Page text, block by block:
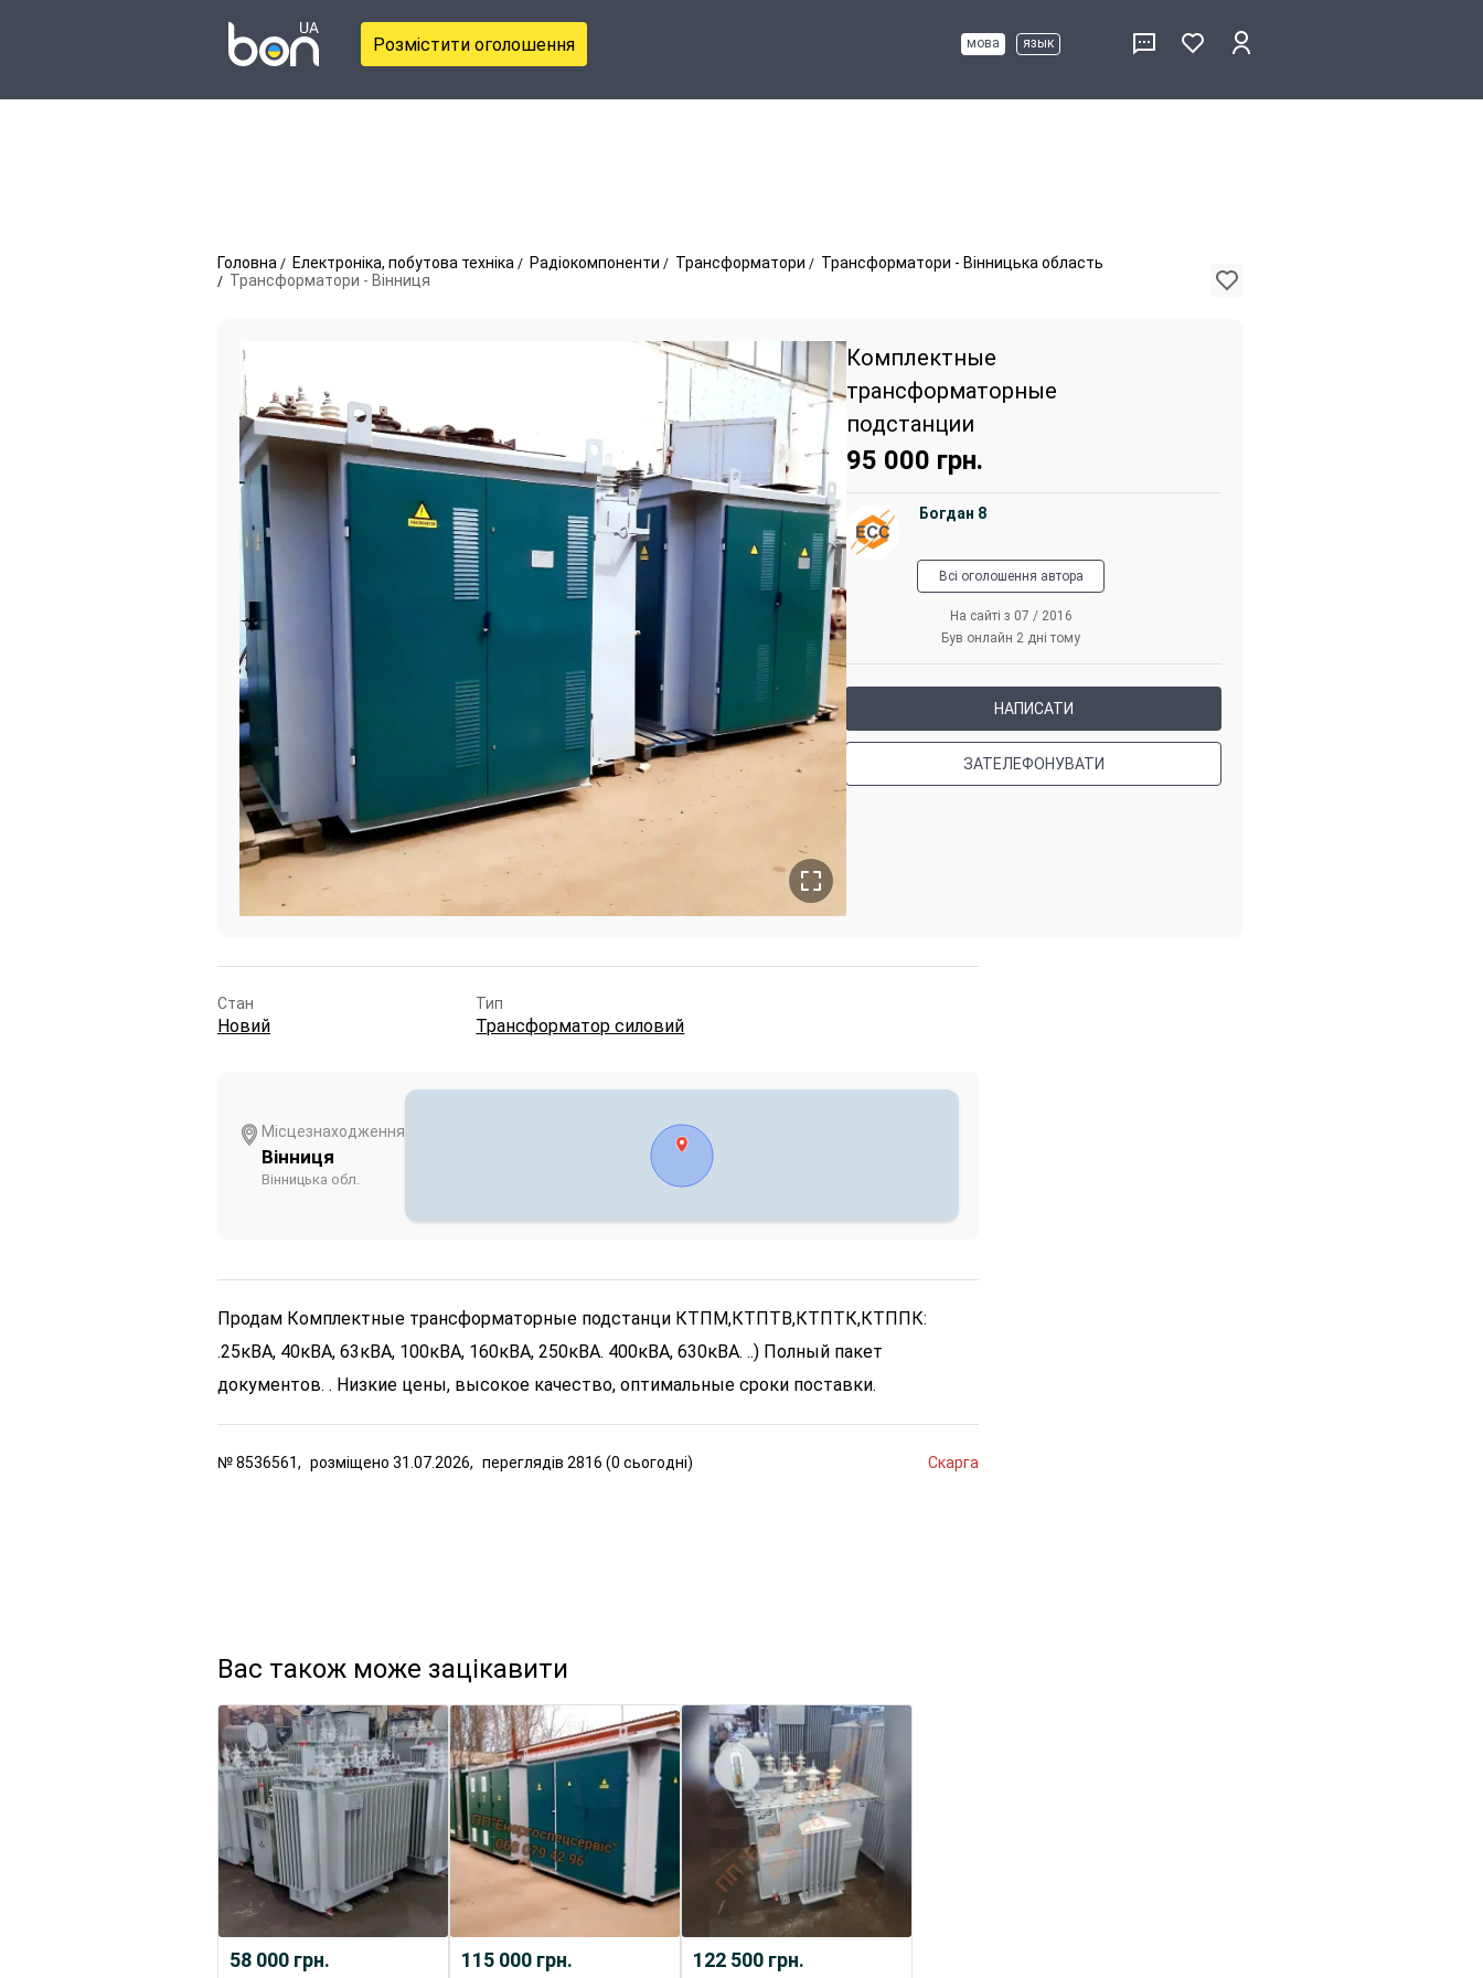
Розмістити оголошення мова язык
Головна Електроніка, побутова техніка Радіокомпоненти Трансформатори
Трансформатори - Вінницька область
Трансформатори - Вінниця
Комплектные
трансформаторные
подстанции
95 000 грн.
Богдан 8
Всі оголошення автора
На сайті з 07 / 2016
Був онлайн 2 дні тому
НАПИСАТИ
ЗАТЕЛЕФОНУВАТИ
Стан
Новий
Тип
Трансформатор силовий
Місцезнаходження
Вінниця
Вінницька обл.
Продам Комплектные трансформаторные подстанци КТПМ,КТПТВ,КТПТК,КТППК:
.25кВА, 40кВА, 63кВА, 100кВА, 160кВА, 250кВА. 400кВА, 630кВА. ..) Полный пакет
документов. . Низкие цены, высокое качество, оптимальные сроки поставки.
№8536561, розміщено 31.07.2026, переглядів 2816 (0 сьогодні) Скарга
Вас також може зацікавити
58 000 грн. 115 000 грн. 122 500 грн.